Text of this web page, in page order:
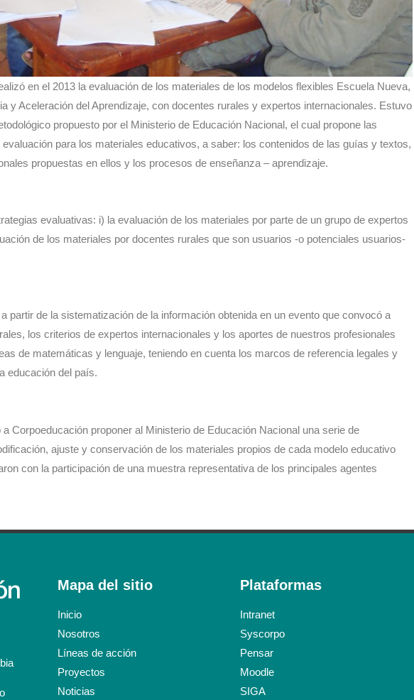
en el 2013 la evaluación de los materiales de los modelos flexibles Escuela Nueva,
y Aceleración del Aprendizaje, con docentes rurales y expertos internacionales. Estuvo
propuesto por el Ministerio de Educación Nacional, el cual propone las
para los materiales educativos, a saber: los contenidos de las guías y textos,
propuestas en ellos y los procesos de enseñanza – aprendizaje.
evaluativas: i) la evaluación de los materiales por parte de un grupo de expertos
de los materiales por docentes rurales que son usuarios -o potenciales usuarios-
partir de la sistematización de la información obtenida en un evento que convocó a
los criterios de expertos internacionales y los aportes de nuestros profesionales
de matemáticas y lenguaje, teniendo en cuenta los marcos de referencia legales y
educación del país.
Corpoeducación proponer al Ministerio de Educación Nacional una serie de
ajuste y conservación de los materiales propios de cada modelo educativo
con la participación de una muestra representativa de los principales agentes
Mapa del sitio
Inicio
Nosotros
Líneas de acción
Proyectos
Noticias
Plataformas
Intranet
Syscorpo
Pensar
Moodle
SIGA